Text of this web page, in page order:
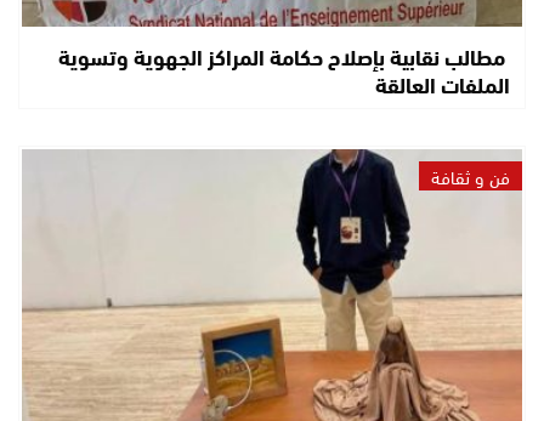
مطالب نقابية بإصلاح حكامة المراكز الجهوية وتسوية
الملفات العالقة
فن و ثقافة